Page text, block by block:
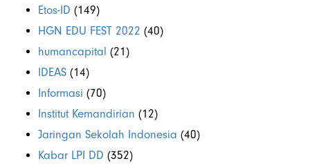
Etos-ID (149)
HGN EDU FEST 2022 (40)
humancapital (21)
IDEAS (14)
Informasi (70)
Institut Kemandirian (12)
Jaringan Sekolah Indonesia (40)
Kabar LPI DD (352)